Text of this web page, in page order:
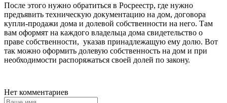
После этого нужно обратиться в Росреестр, где нужно
предъявить техническую документацию на дом, договора
купли-продажи дома и долевой собственности на него. Там
вам оформят на каждого владельца дома свидетельство о
праве собственности, указав принадлежащую ему долю. Вот
так можно оформить долевую собственность на дом и при
необходимости распоряжаться своей долей по закону.
Нет комментариев